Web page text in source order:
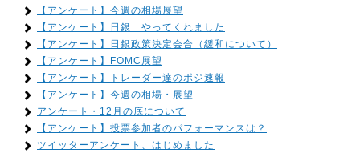
【アンケート】今週の相場展望
【アンケート】日銀…やってくれました
【アンケート】日銀政策決定会合（緩和について）
【アンケート】FOMC展望
【アンケート】トレーダー達のポジ速報
【アンケート】今週の相場・展望
アンケート・12月の底について
【アンケート】投票参加者のパフォーマンスは？
ツイッターアンケート、はじめました